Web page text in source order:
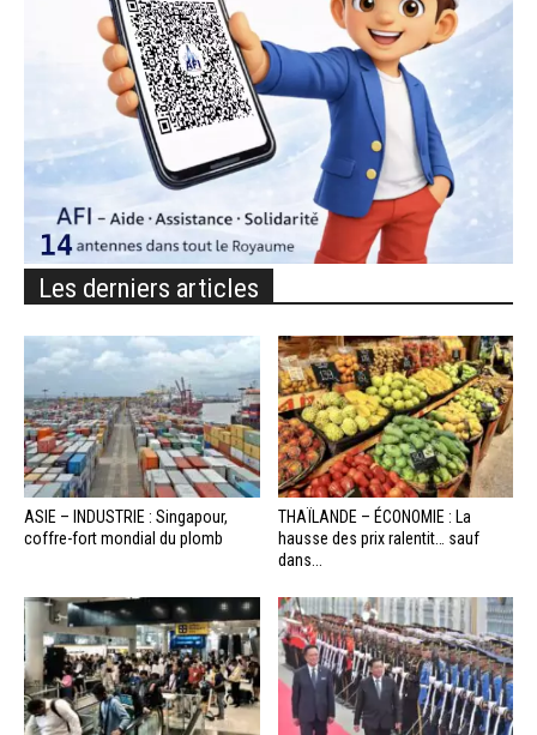
Les derniers articles
ASIE – INDUSTRIE : Singapour,
coffre-fort mondial du plomb
THAÏLANDE – ÉCONOMIE : La
hausse des prix ralentit… sauf
dans...